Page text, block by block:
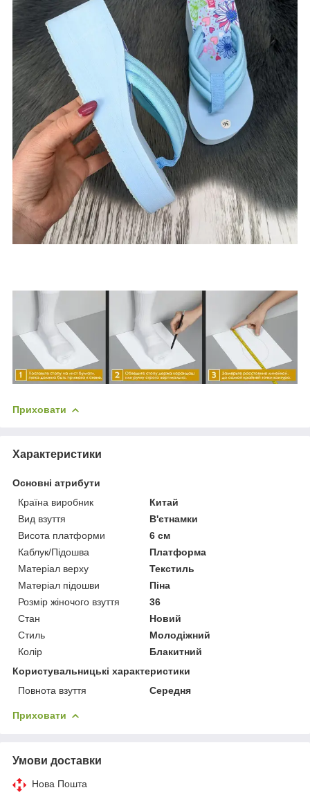
Приховати
Характеристики
Основні атрибути
Країна виробник
Китай
Вид взуття
В'єтнамки
Висота платформи
6 см
Каблук/Підошва
Платформа
Матеріал верху
Текстиль
Матеріал підошви
Піна
Розмір жіночого взуття
36
Стан
Новий
Стиль
Молодіжний
Колір
Блакитний
Користувальницькі характеристики
Повнота взуття
Середня
Приховати
Умови доставки
Нова Пошта